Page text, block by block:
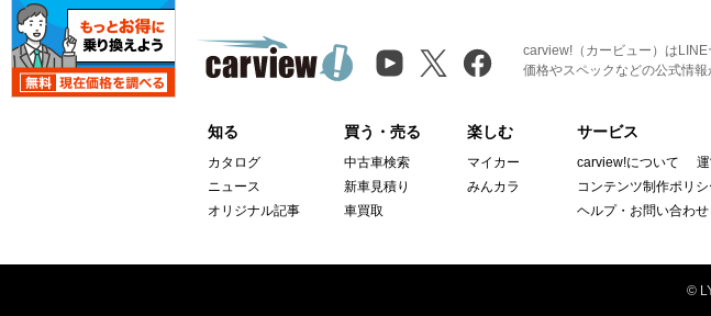
carview!（カービュー）は
価格やスペックなどの公式情
知る
カタログ
ニュース
オリジナル記事
買う・売る
中古車検索
新車見積り
車買取
楽しむ
マイカー
みんカラ
サービス
carview!について
コンテンツ制作ポリシ
ヘルプ・お問い合わせ
©